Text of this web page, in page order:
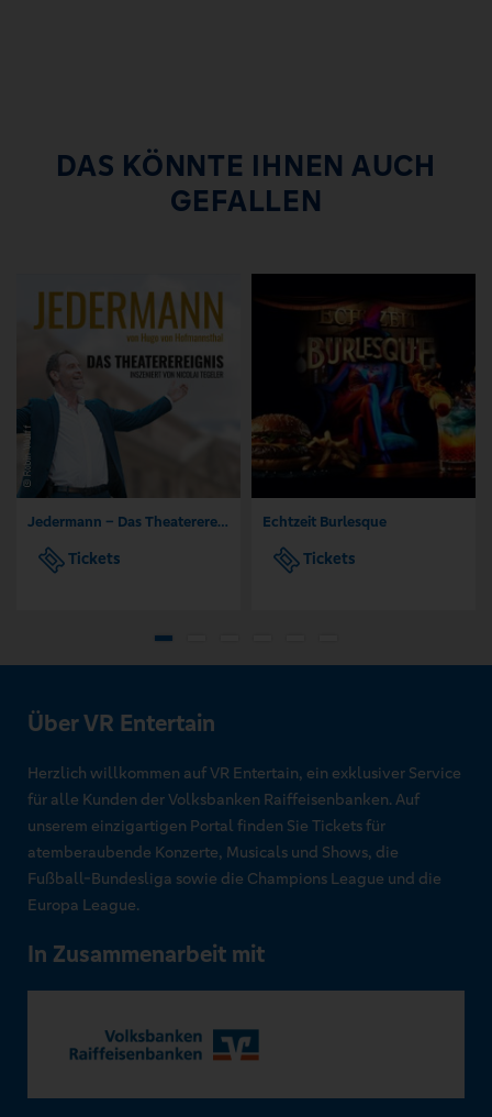
DAS KÖNNTE IHNEN AUCH
GEFALLEN
Jedermann – Das Theaterereignis
Tickets
Echtzeit Burlesque
Tickets
Über VR Entertain
Herzlich willkommen auf VR Entertain, ein exklusiver Service
für alle Kunden der Volksbanken Raiffeisenbanken. Auf
unserem einzigartigen Portal finden Sie Tickets für
atemberaubende Konzerte, Musicals und Shows, die
Fußball-Bundesliga sowie die Champions League und die
Europa League.
In Zusammenarbeit mit